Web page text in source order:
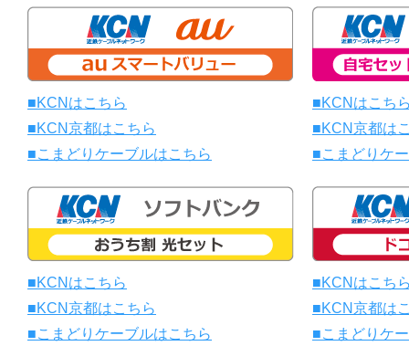
■KCNはこちら
■KCN京都はこちら
■こまどりケーブルはこちら
■KCNはこち
■KCN京都は
■こまどりケ
■KCNはこちら
■KCN京都はこちら
■こまどりケーブルはこちら
■KCNはこち
■KCN京都は
■こまどりケ